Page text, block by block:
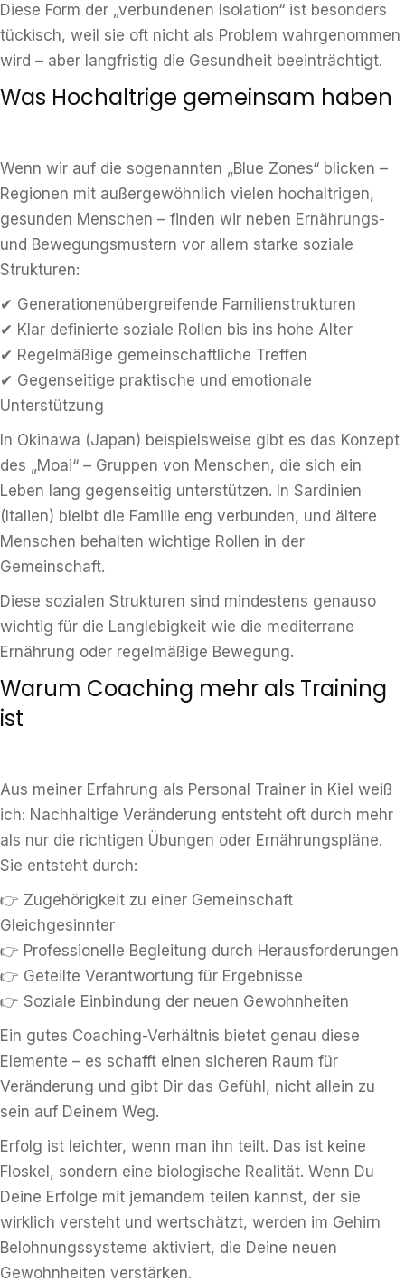
Diese Form der „verbundenen Isolation“ ist besonders
tückisch, weil sie oft nicht als Problem wahrgenommen
wird – aber langfristig die Gesundheit beeinträchtigt.
Was Hochaltrige gemeinsam haben
Wenn wir auf die sogenannten „Blue Zones“ blicken –
Regionen mit außergewöhnlich vielen hochaltrigen,
gesunden Menschen – finden wir neben Ernährungs-
und Bewegungsmustern vor allem starke soziale
Strukturen:
✔ Generationenübergreifende Familienstrukturen
✔ Klar definierte soziale Rollen bis ins hohe Alter
✔ Regelmäßige gemeinschaftliche Treffen
✔ Gegenseitige praktische und emotionale
Unterstützung
In Okinawa (Japan) beispielsweise gibt es das Konzept
des „Moai“ – Gruppen von Menschen, die sich ein
Leben lang gegenseitig unterstützen. In Sardinien
(Italien) bleibt die Familie eng verbunden, und ältere
Menschen behalten wichtige Rollen in der
Gemeinschaft.
Diese sozialen Strukturen sind mindestens genauso
wichtig für die Langlebigkeit wie die mediterrane
Ernährung oder regelmäßige Bewegung.
Warum Coaching mehr als Training
ist
Aus meiner Erfahrung als Personal Trainer in Kiel weiß
ich: Nachhaltige Veränderung entsteht oft durch mehr
als nur die richtigen Übungen oder Ernährungspläne.
Sie entsteht durch:
👉 Zugehörigkeit zu einer Gemeinschaft
Gleichgesinnter
👉 Professionelle Begleitung durch Herausforderungen
👉 Geteilte Verantwortung für Ergebnisse
👉 Soziale Einbindung der neuen Gewohnheiten
Ein gutes Coaching-Verhältnis bietet genau diese
Elemente – es schafft einen sicheren Raum für
Veränderung und gibt Dir das Gefühl, nicht allein zu
sein auf Deinem Weg.
Erfolg ist leichter, wenn man ihn teilt. Das ist keine
Floskel, sondern eine biologische Realität. Wenn Du
Deine Erfolge mit jemandem teilen kannst, der sie
wirklich versteht und wertschätzt, werden im Gehirn
Belohnungssysteme aktiviert, die Deine neuen
Gewohnheiten verstärken.